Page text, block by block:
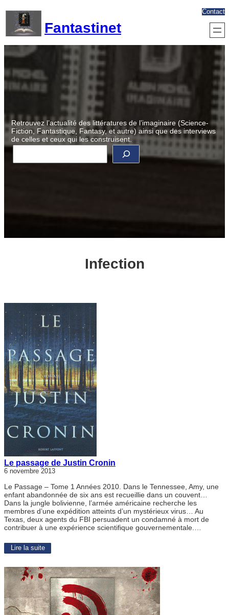
contenu
Fantastinet
Contact
Retrouvez l’actualité des littératures de l’imaginaire (Science-
Fiction, Fantastique, Fantasy, et autre) ainsi que des interviews
de celles et ceux qui les construisent.
R
c
Infection
Le passage de Justin Cronin
6 novembre 2013
Le Passage – Tome 1 Années 2010. Dans le Tennessee, Amy, une
enfant abandonnée de six ans est recueillie dans un couvent…
Dans la jungle bolivienne, l’armée américaine recherche les
membres d’une expédition atteints d’un mystérieux virus… Au
Texas, deux agents du FBI persuadent un condamné à mort de
contribuer à une expérience scientifique gouvernementale.…
Lire la suite